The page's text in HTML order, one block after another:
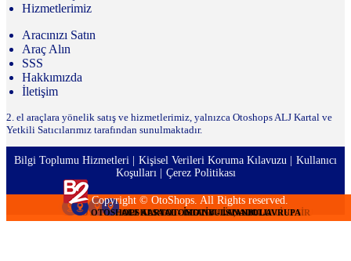
OTOSHOPS TURMOT OTOMOTİV - İSTANBUL ANADOLU
OTOSHOPS DEDE OTOMOTİV - KOCAELİ
OTOSHOPS DEDE OTOMOTİV - KOCAELİ
OTOSHOPS DEDE OTOMOTİV - KOCAELİ
OTOSHOPS DEDE OTOMOTİV - KOCAELİ
OTOSHOPS DEDE OTOMOTİV - KOCAELİ
OTOSHOPS DEDE OTOMOTİV - KOCAELİ
OTOSHOPS DEDE OTOMOTİV - KOCAELİ
OTOSHOPS DEDE OTOMOTİV - KOCAELİ
OTOSHOPS DEDE OTOMOTİV - KOCAELİ
OTOSHOPS DEDE OTOMOTİV - KOCAELİ
OTOSHOPS DEDE OTOMOTİV - KOCAELİ
OTOSHOPS KUZEN MOTORLU ARAÇLAR - BALIKESİR
OTOSHOPS DEDE OTOMOTİV - KOCAELİ
ALJ KARTAL - İSTANBUL ANADOLU
ALJ KARTAL - İSTANBUL ANADOLU
ALJ KARTAL - İSTANBUL ANADOLU
ALJ KARTAL - İSTANBUL ANADOLU
ALJ KARTAL - İSTANBUL ANADOLU
OTOSHOPS ALSA OTOMOTİV - İSTANBUL AVRUPA
Hizmetlerimiz
Aracınızı Satın
Araç Alın
SSS
Hakkımızda
İletişim
2. el araçlara yönelik satış ve hizmetlerimiz, yalnızca Otoshops ALJ Kartal ve
Yetkili Satıcılarımız tarafından sunulmaktadır.
Copyright © OtoShops. All Rights reserved.
Bilgi Toplumu Hizmetleri Kişisel Verileri Koruma Kılavuzu
Kullanıcı
Koşulları
Çerez Politikası